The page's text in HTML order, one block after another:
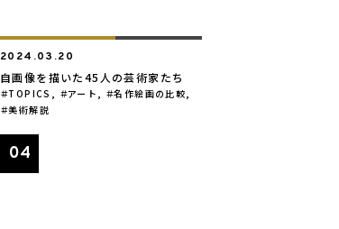
2024.03.20
自画像を描いた45人の芸術家たち
TOPICS , アート , 名作絵画の比較,
美術解説